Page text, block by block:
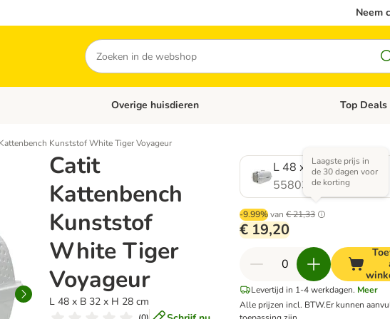
Neem
Zoeken
Honden Open categoriemenu: Katten
Overige huisdieren Open
Top Deals
Kunststof White Tiger Voyageur
Catit
Kattenbench
Kunststof
White Tiger
Voyageur
L 48 x B 32 x H 28 cm
L 48 x B 32 x H 28 cm
558038.0
-9.99%van € 21,33
Laagste prijs in
de 30 dagen voor
de korting
€ 19,20
Levertijd in 1-4 werkdagen. Meer
Alle prijzen incl. BTW.Er kunnen